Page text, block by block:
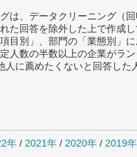
は、データクリーニング（
た回答を除外した上で作成し
目別」、部門の「業態別」
人数の半数以上の企業がラン
に薦めたくないと回答した
年 / 2021年 / 2020年 / 2019年